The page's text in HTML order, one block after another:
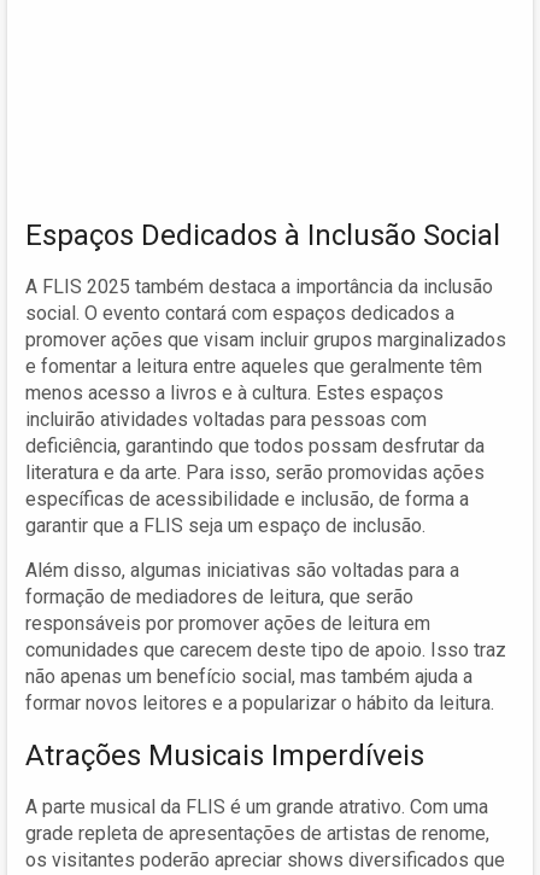
Espaços Dedicados à Inclusão Social
A FLIS 2025 também destaca a importância da inclusão
social. O evento contará com espaços dedicados a
promover ações que visam incluir grupos marginalizados
e fomentar a leitura entre aqueles que geralmente têm
menos acesso a livros e à cultura. Estes espaços
incluirão atividades voltadas para pessoas com
deficiência, garantindo que todos possam desfrutar da
literatura e da arte. Para isso, serão promovidas ações
específicas de acessibilidade e inclusão, de forma a
garantir que a FLIS seja um espaço de inclusão.
Além disso, algumas iniciativas são voltadas para a
formação de mediadores de leitura, que serão
responsáveis por promover ações de leitura em
comunidades que carecem deste tipo de apoio. Isso traz
não apenas um benefício social, mas também ajuda a
formar novos leitores e a popularizar o hábito da leitura.
Atrações Musicais Imperdíveis
A parte musical da FLIS é um grande atrativo. Com uma
grade repleta de apresentações de artistas de renome,
os visitantes poderão apreciar shows diversificados que